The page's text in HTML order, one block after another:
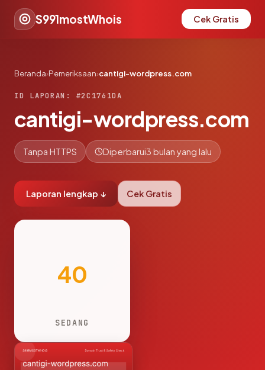
S991mostWhois Cek Gratis
Beranda›Pemeriksaan›cantigi-wordpress.com
ID LAPORAN: #2C1761DA
cantigi-wordpress.com
Tanpa HTTPS Diperbarui3 bulan yang lalu
Laporan lengkap ↓ Cek Gratis
40
SEDANG